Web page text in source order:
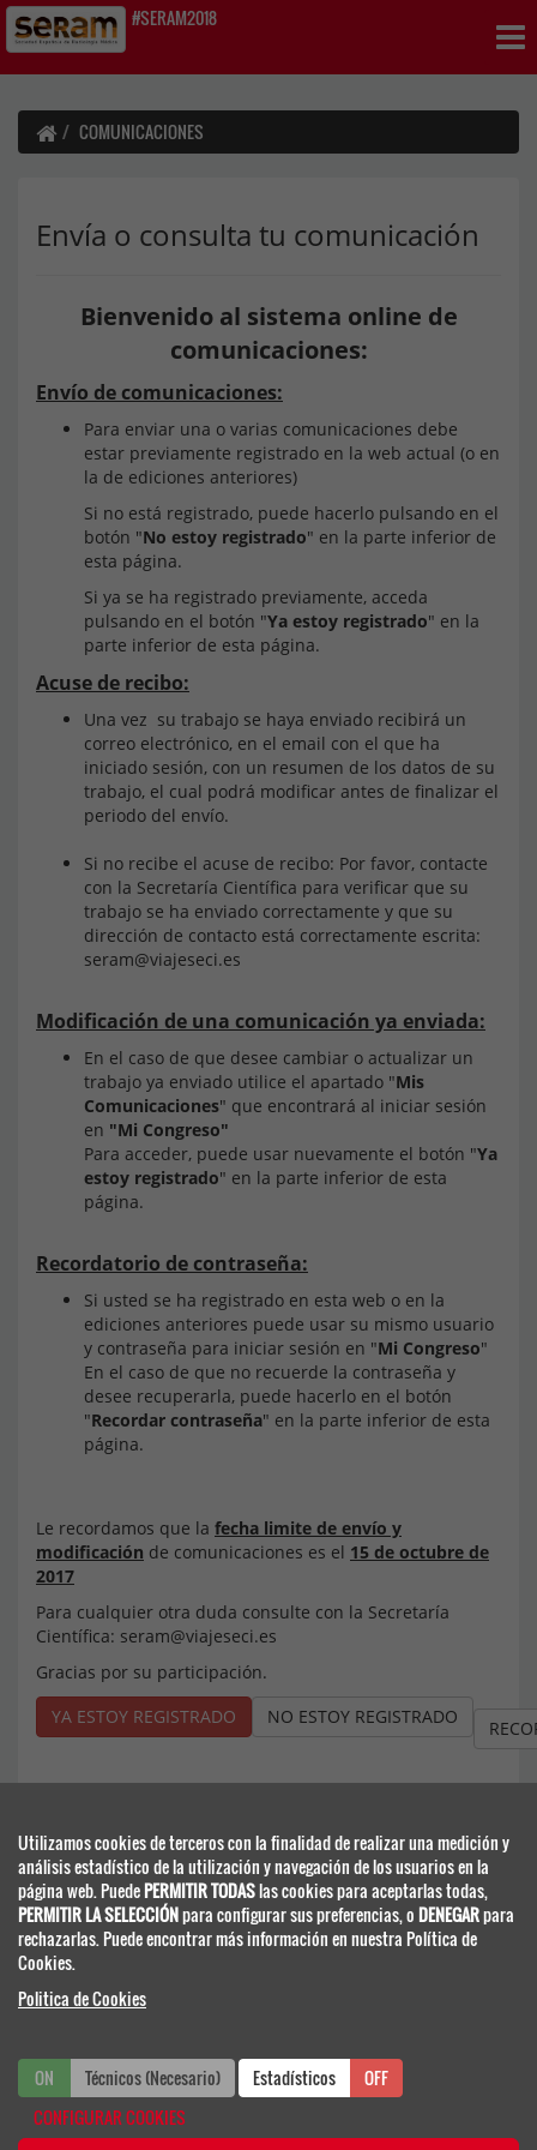
#SERAM2018
COMUNICACIONES
Envía o consulta tu comunicación
Bienvenido al sistema online de
comunicaciones:
Envío de comunicaciones:
Para enviar una o varias comunicaciones debe
estar previamente registrado en la web actual (o en
la de ediciones anteriores)
Si no está registrado, puede hacerlo pulsando en el
botón "No estoy registrado" en la parte inferior de
esta página.
Si ya se ha registrado previamente, acceda
pulsando en el botón "Ya estoy registrado" en la
parte inferior de esta página.
Acuse de recibo:
Una vez su trabajo se haya enviado recibirá un
correo electrónico, en el email con el que ha
iniciado sesión, con un resumen de los datos de su
trabajo, el cual podrá modificar antes de finalizar el
periodo del envío.
Si no recibe el acuse de recibo: Por favor, contacte
con la Secretaría Científica para verificar que su
trabajo se ha enviado correctamente y que su
dirección de contacto está correctamente escrita:
seram@viajeseci.es
Modificación de una comunicación ya enviada:
En el caso de que desee cambiar o actualizar un
trabajo ya enviado utilice el apartado "Mis
Comunicaciones" que encontrará al iniciar sesión
en "Mi Congreso"
Para acceder, puede usar nuevamente el botón "Ya
estoy registrado" en la parte inferior de esta
página.
Recordatorio de contraseña:
Si usted se ha registrado en esta web o en la
ediciones anteriores puede usar su mismo usuario
y contraseña para iniciar sesión en "Mi Congreso"
En el caso de que no recuerde la contraseña y
desee recuperarla, puede hacerlo en el botón
"Recordar contraseña" en la parte inferior de esta
página.
Le recordamos que la fecha limite de envío y
modificación de comunicaciones es el 15 de octubre de
2017
Para cualquier otra duda consulte con la Secretaría
Científica: seram@viajeseci.es
Gracias por su participación.
YA ESTOY REGISTRADO
NO ESTOY REGISTRADO
Secretaría Científico-Técnica
seram.expo@viajeseci.es
Utilizamos cookies de terceros con la finalidad de realizar una medición y
análisis estadístico de la utilización y navegación de los usuarios en la
página web. PuedePERMITIR TODASlas cookies para aceptarlas todas,
PERMITIR LA SELECCIÓNpara configurar sus preferencias, o DENEGARpara
rechazarlas. Puede encontrar más información en nuestra Política de
Cookies.
Politica de Cookies
ON Técnicos (Necesario) OFF
ON Estadísticos
OFF
CONFIGURAR COOKIES